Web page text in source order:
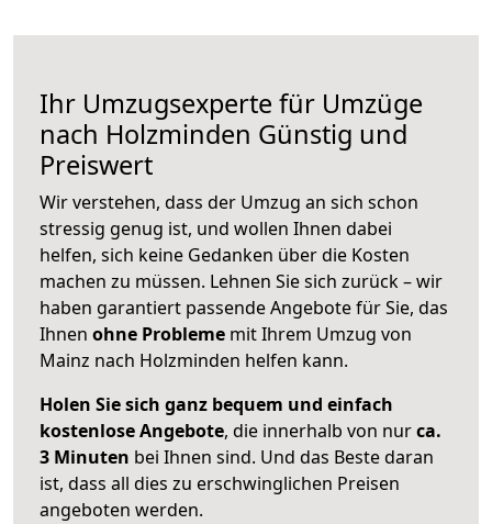
Ihr Umzugsexperte für Umzüge
nach Holzminden Günstig und
Preiswert
Wir verstehen, dass der Umzug an sich schon
stressig genug ist, und wollen Ihnen dabei
helfen, sich keine Gedanken über die Kosten
machen zu müssen. Lehnen Sie sich zurück – wir
haben garantiert passende Angebote für Sie, das
Ihnen ohne Probleme mit Ihrem Umzug von
Mainz nach Holzminden helfen kann.
Holen Sie sich ganz bequem und einfach
kostenlose Angebote, die innerhalb von nurca.
3 Minuten bei Ihnen sind. Und das Beste daran
ist, dass all dies zu erschwinglichen Preisen
angeboten werden.